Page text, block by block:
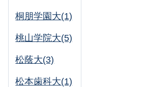
桐朋学園大(1)
桃山学院大(5)
松蔭大(3)
松本歯科大(1)